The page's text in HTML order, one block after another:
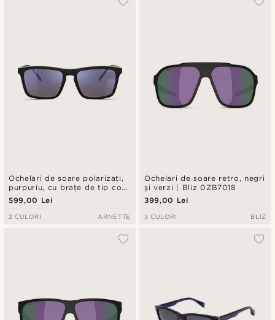
Ochelari de soare polarizați,
purpuriu, cu brațe de tip corn
| Arnette 0AN4283
599,00 Lei
2 CULORI ARNETTE
Ochelari de soare retro, negri
și verzi | Bliz 0ZB7018
399,00 Lei
3 CULORI BLIZ